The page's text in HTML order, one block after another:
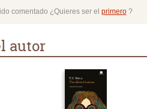
comentado ¿Quieres ser el primero?
autor